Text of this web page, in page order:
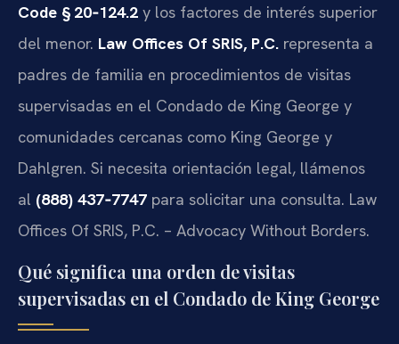
Code § 20‑124.2 y los factores de interés superior
del menor. Law Offices Of SRIS, P.C. representa a
padres de familia en procedimientos de visitas
supervisadas en el Condado de King George y
comunidades cercanas como King George y
Dahlgren. Si necesita orientación legal, llámenos
al (888) 437‑7747 para solicitar una consulta. Law
Offices Of SRIS, P.C. – Advocacy Without Borders.
Qué significa una orden de visitas
supervisadas en el Condado de King George